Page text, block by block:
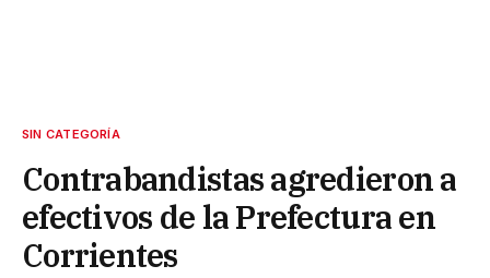
SIN CATEGORÍA
Contrabandistas agredieron a
efectivos de la Prefectura en
Corrientes